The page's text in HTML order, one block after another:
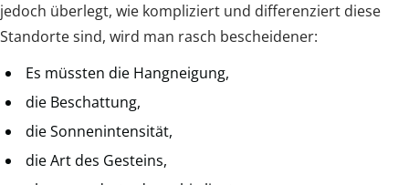
jedoch überlegt, wie kompliziert und differenziert diese
Standorte sind, wird man rasch bescheidener:
Es müssten die Hangneigung,
die Beschattung,
die Sonnenintensität,
die Art des Gesteins,